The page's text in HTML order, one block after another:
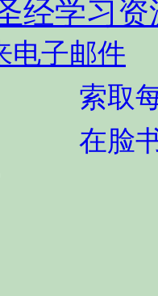
经学习资
电子邮件
索取
在脸